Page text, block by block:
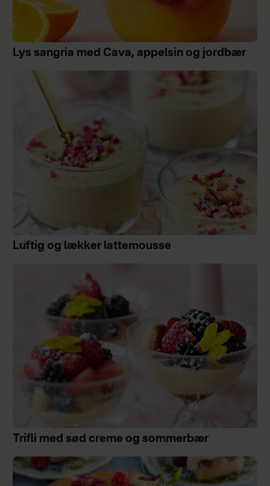
Lys sangria med Cava, appelsin og jordbær
Luftig og lækker lattemousse
Trifli med sød creme og sommerbær